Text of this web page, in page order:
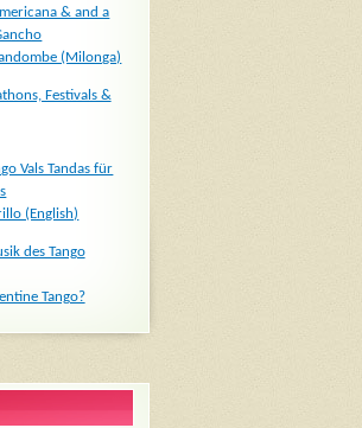
& and a
(Milonga)
Festivals &
Vals Tandas für
(English)
des Tango
Tango?